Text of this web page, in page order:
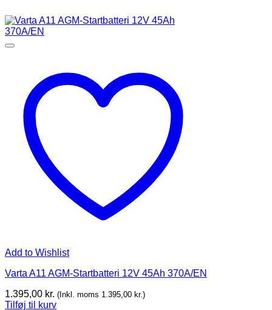
Add to Wishlist
Varta A11 AGM-Startbatteri 12V 45Ah 370A/EN
1.395,00 kr. (Inkl. moms 1.395,00 kr.)
Tilføj til kurv